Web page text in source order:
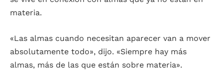
materia.
«Las almas cuando necesitan aparecer van a mover
absolutamente todo», dijo. «Siempre hay más
almas, más de las que están sobre materia».